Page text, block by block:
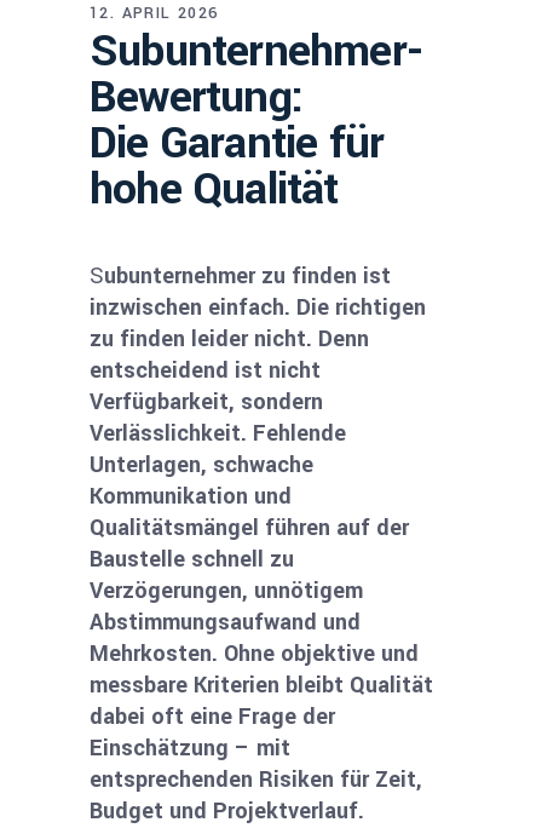
12. APRIL 2026
Subunternehmer-
Bewertung:
Die Garantie für
hohe Qualität
Subunternehmer zu finden ist
inzwischen einfach. Die richtigen
zu finden leider nicht. Denn
entscheidend ist nicht
Verfügbarkeit, sondern
Verlässlichkeit. Fehlende
Unterlagen, schwache
Kommunikation und
Qualitätsmängel führen auf der
Baustelle schnell zu
Verzögerungen, unnötigem
Abstimmungsaufwand und
Mehrkosten. Ohne objektive und
messbare Kriterien bleibt Qualität
dabei oft eine Frage der
Einschätzung – mit
entsprechenden Risiken für Zeit,
Budget und Projektverlauf.